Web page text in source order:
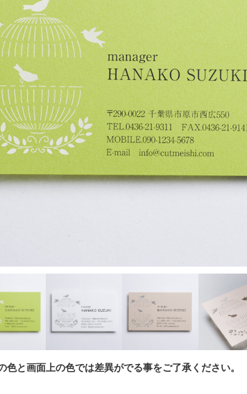
色と画面上の色では差異がでる事をご了承ください。